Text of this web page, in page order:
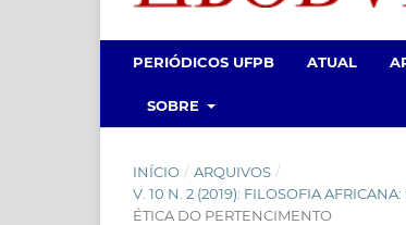
PERIÓDICOS UFPB ATUAL
SOBRE
INÍCIO / ARQUIVOS /
V. 10 N. 2 (2019): FILOSOFIA
ÉTICA DO PERTENCIMENTO